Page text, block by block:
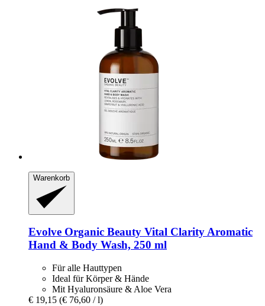
Warenkorb
Evolve Organic Beauty Vital Clarity Aromatic
Hand & Body Wash, 250 ml
Für alle Hauttypen
Ideal für Körper & Hände
Mit Hyaluronsäure & Aloe Vera
€ 19,15 (€ 76,60 / l)